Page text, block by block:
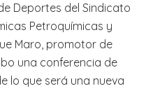
Deportes del Sindicato
Petroquímicas y
Maro, promotor de
una conferencia de
lo que será una nueva